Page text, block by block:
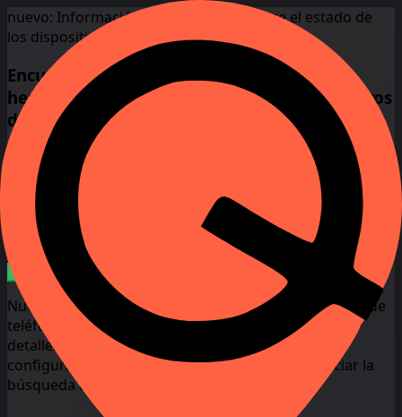
nuevo: Información en tiempo real sobre el estado de
los dispositivos
Encuentre a cualquier persona con las
herramientas de búsqueda inversa de números
de teléfono
Introduce un número de teléfono para realizar una
búsqueda inversa de números de móvil y acceder al
instante a todos los detalles sobre el abonado y su
dispositivo.
United
States
Nuestra aplicación de búsqueda inversa de números de
teléfono utiliza algoritmos de IA para identificar los
detalles. No se requiere el consentimiento o la
configuración del dispositivo de destino para iniciar la
búsqueda al instante.